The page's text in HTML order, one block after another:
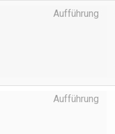
Aufführung
Aufführung